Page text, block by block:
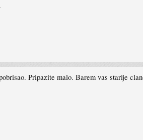
Pripazite malo. Barem vas starije